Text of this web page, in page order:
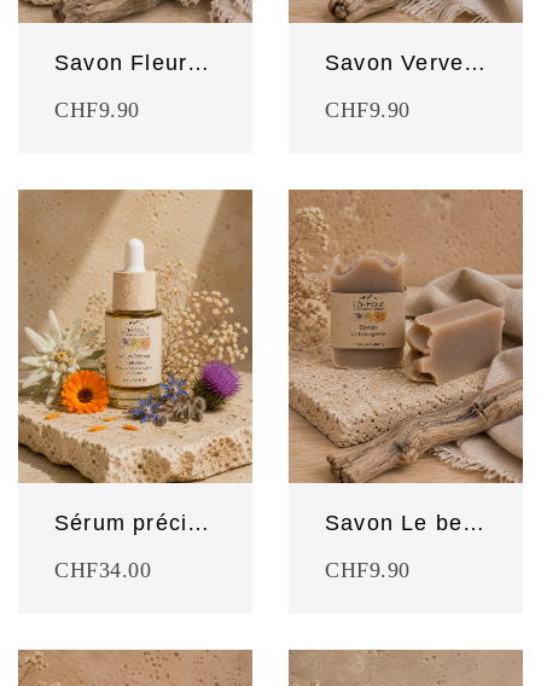
Savon Fleurs des champs
CHF9.90
Savon Verveine
CHF9.90
Sérum précieux Edelweiss
CHF34.00
Savon Le beau gosse
CHF9.90